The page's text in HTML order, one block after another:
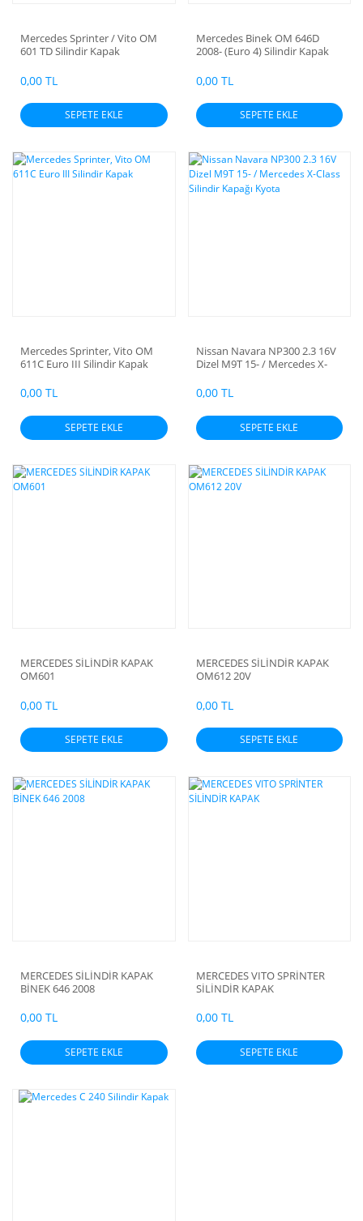
Mercedes Sprinter / Vito OM
601 TD Silindir Kapak
0,00 TL
SEPETE EKLE
Mercedes Binek OM 646D
2008- (Euro 4) Silindir Kapak
0,00 TL
SEPETE EKLE
Mercedes Sprinter, Vito OM
611C Euro III Silindir Kapak
0,00 TL
SEPETE EKLE
Nissan Navara NP300 2.3 16V
Dizel M9T 15- / Mercedes X-
0,00 TL
SEPETE EKLE
MERCEDES SİLİNDİR KAPAK
OM601
0,00 TL
SEPETE EKLE
MERCEDES SİLİNDİR KAPAK
OM612 20V
0,00 TL
SEPETE EKLE
MERCEDES SİLİNDİR KAPAK
BİNEK 646 2008
0,00 TL
SEPETE EKLE
MERCEDES VITO SPRİNTER
SİLİNDİR KAPAK
0,00 TL
SEPETE EKLE